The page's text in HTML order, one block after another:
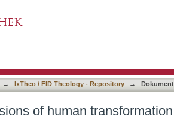
→ IxTheo / FID Theology - Repository →
of human